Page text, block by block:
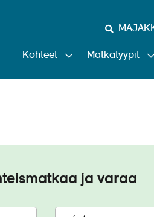
Kohteet Matkatyypit
ja varaa